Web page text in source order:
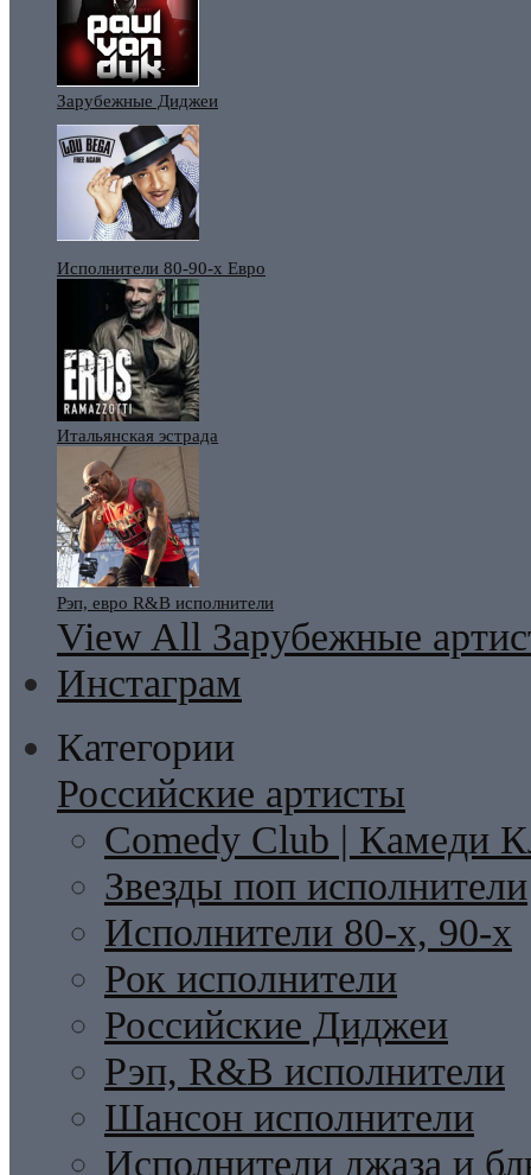
Зарубежные Диджеи
Исполнители 80-90-х Евро
Итальянская эстрада
Рэп, евро R&B исполнители
View All Зарубежные
Инстаграм
Категории
Российские артисты
Comedy Club | Камеди
Звезды поп исполнители
Исполнители 80-х, 90-х
Рок исполнители
Российские Диджеи
Рэп, R&B исполнители
Шансон исполнители
Исполнители джаза и